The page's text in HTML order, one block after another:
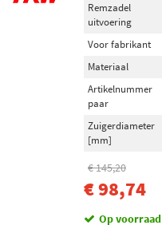
Remzadel
uitvoering
Voor fabrikant
Materiaal
Artikelnummer
paar
Zuigerdiameter
[mm]
€ 145,20
€ 98,74
Op voorraad